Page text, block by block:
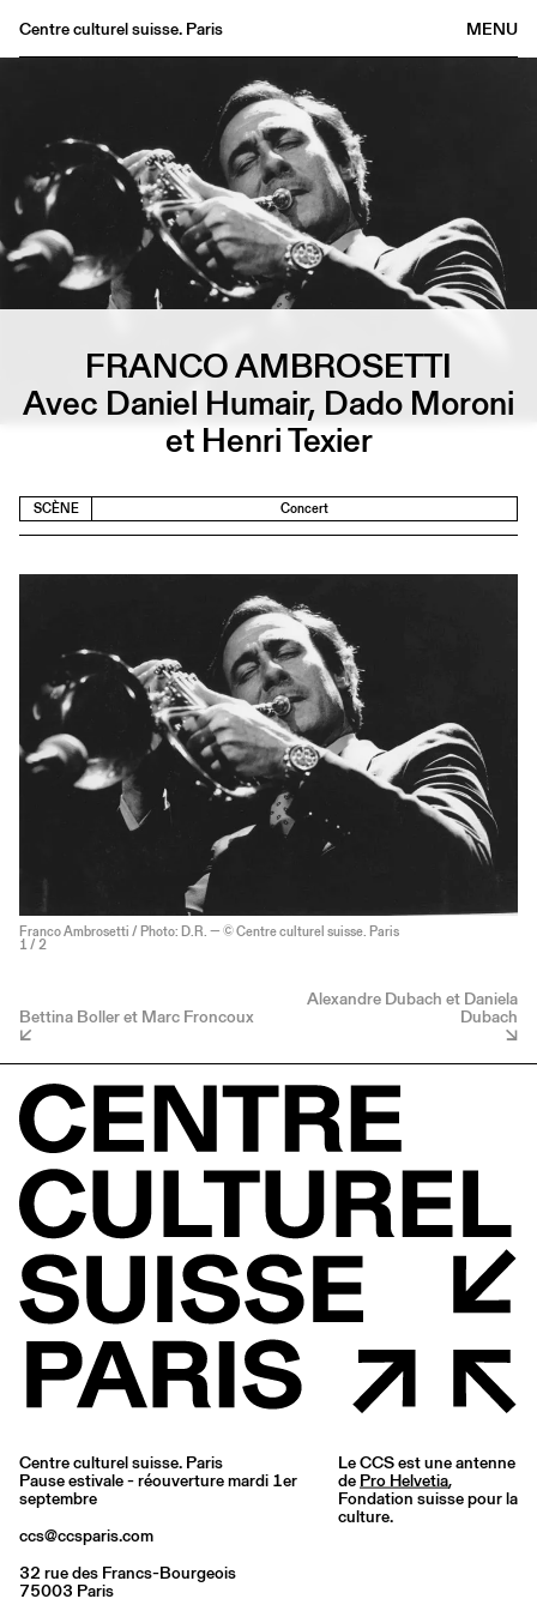
MENU
Centre culturel suisse. Paris
Buvette
Archives
Médiathèque
Éditions
Informations
FRANCO AMBROSETTI
Avec Daniel Humair, Dado Moroni
et Henri Texier
SCÈNE Concert
Franco Ambrosetti / Photo: D.R. — © Centre culturel suisse. Paris
1 / 2
Bettina Boller et Marc Froncoux
Alexandre Dubach et Daniela
Dubach
Centre culturel suisse. Paris
Pause estivale - réouverture mardi 1er
septembre
ccs@ccsparis.com
32 rue des Francs-Bourgeois
75003 Paris
Le CCS est une antenne
de Pro Helvetia,
Fondation suisse pour la
culture.